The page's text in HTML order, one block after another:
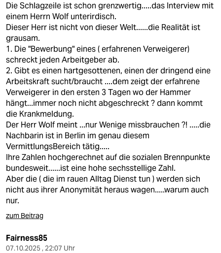
Die Schlagzeile ist schon grenzwertig.....das Interview mit
einem Herrn Wolf unterirdisch.
Dieser Herr ist nicht von dieser Welt......die Realität ist
grausam.
1. Die "Bewerbung" eines ( erfahrenen Verweigerer)
schreckt jeden Arbeitgeber ab.
2. Gibt es einen hartgesottenen, einen der dringend eine
Arbeitskraft sucht/braucht ....dem zeigt der erfahrene
Verweigerer in den ersten 3 Tagen wo der Hammer
hängt...immer noch nicht abgeschreckt ? dann kommt
die Krankmeldung.
Der Herr Wolf meint ...nur Wenige missbrauchen ?! .....die
Nachbarin ist in Berlin im genau diesem
VermittlungsBereich tätig.....
Ihre Zahlen hochgerechnet auf die sozialen Brennpunkte
bundesweit......ist eine hohe sechsstellige Zahl.
Aber die ( die im rauen Alltag Dienst tun ) werden sich
nicht aus ihrer Anonymität heraus wagen.....warum auch
nur.
zum Beitrag
Fairness85
07.10.2025 , 22:07 Uhr